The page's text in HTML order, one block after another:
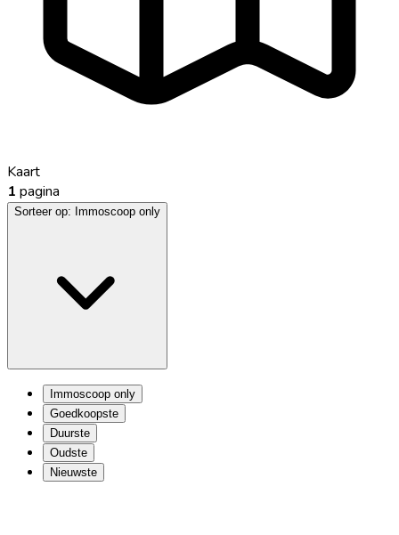
Kaart
1 pagina
Sorteer op: Immoscoop only
Immoscoop only
Goedkoopste
Duurste
Oudste
Nieuwste